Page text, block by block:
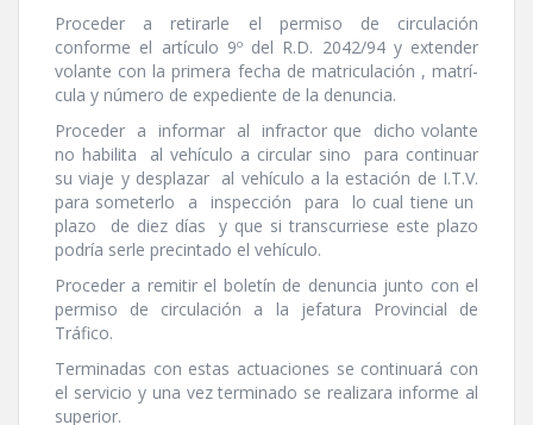
Proceder a retirarle el permiso de circulación
conforme el artí­culo 9º del R.D. 2042/94 y extender
volante con la primera fecha de matriculación , matrí­
cula y número de expediente de la denuncia.
Proceder a informar al infractor que dicho volante
no habilita al vehí­culo a circular sino para continuar
su viaje y desplazar al vehí­culo a la estación de I.T.V.
para someterlo a inspección para lo cual tiene un
plazo de diez dí­as y que si transcurriese este plazo
podrí­a serle precintado el vehí­culo.
Proceder a remitir el boletí­n de denuncia junto con el
permiso de circulación a la jefatura Provincial de
Tráfico.
Terminadas con estas actuaciones se continuará con
el servicio y una vez terminado se realizara informe al
superior.